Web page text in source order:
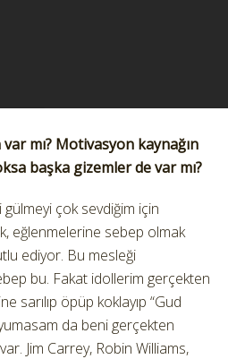
mı? Motivasyon kaynağın
başka gizemler de var mı?
çok sevdiğim için
eğlenmelerine sebep olmak
ediyor. Bu mesleği
bu. Fakat idollerim gerçekten
sarılıp öpüp koklayıp “Gud
da beni gerçekten
Jim Carrey, Robin Williams,